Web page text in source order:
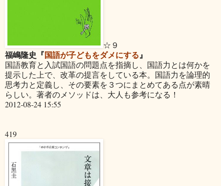
☆９
福嶋隆史『国語が子どもをダメにする』
国語教育と入試国語の問題点を指摘し、国語力とは何かを
提示した上で、改革の提言をしている本。国語力を論理的
思考力と定義し、その要素を３つにまとめてある点が素晴
らしい。著者のメソッドは、大人も参考になる！
2012-08-24 15:55
419